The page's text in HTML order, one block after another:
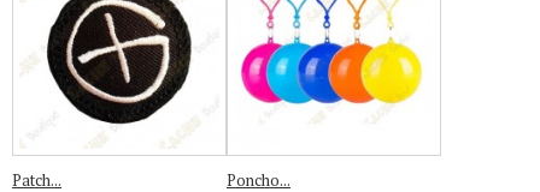
Patch...
Poncho...